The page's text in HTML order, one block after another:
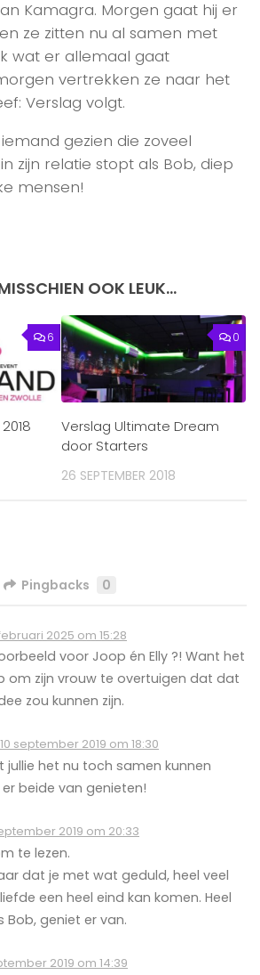
Kamagra. Morgen gaat hij er
ze zitten nu al samen met
wat er allemaal gaat
vertrekken ze naar het
Verslag volgt.
gezien die zoveel
zijn relatie stopt als Bob, diep
mensen!
OOK LEUK...
6 0
Verslag Ultimate Dream
door Starters
26 SEPTEMBER 2018
Pingbacks 0
2025 om 15:28
voor Joop én Elly ?! Want het
om zijn vrouw te overtuigen dat dat
zou kunnen zijn.
10 september 2019 om 18:30
jullie het nu toch samen kunnen
beide van genieten!
2019 om 20:33
te lezen.
dat je met wat geduld, heel veel
een heel eind kan komen. Heel
Bob, geniet er van.
2019 om 14:39